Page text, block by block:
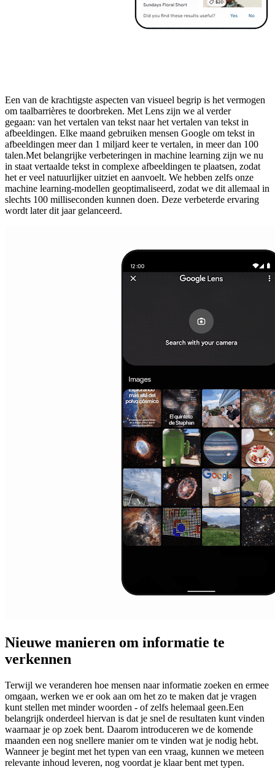
Een van de krachtigste aspecten van visueel begrip is het vermogen
om taalbarrières te doorbreken. Met Lens zijn we al verder
gegaan: van het vertalen van tekst naar het vertalen van tekst in
afbeeldingen. Elke maand gebruiken mensen Google om tekst in
afbeeldingen meer dan 1 miljard keer te vertalen, in meer dan 100
talen.Met belangrijke verbeteringen in machine learning zijn we nu
in staat vertaalde tekst in complexe afbeeldingen te plaatsen, zodat
het er veel natuurlijker uitziet en aanvoelt. We hebben zelfs onze
machine learning-modellen geoptimaliseerd, zodat we dit allemaal in
slechts 100 milliseconden kunnen doen. Deze verbeterde ervaring
wordt later dit jaar gelanceerd.
Nieuwe manieren om informatie te
verkennen
Terwijl we veranderen hoe mensen naar informatie zoeken en ermee
omgaan, werken we er ook aan om het zo te maken dat je vragen
kunt stellen met minder woorden - of zelfs helemaal geen.Een
belangrijk onderdeel hiervan is dat je snel de resultaten kunt vinden
waarnaar je op zoek bent. Daarom introduceren we de komende
maanden een nog snellere manier om te vinden wat je nodig hebt.
Wanneer je begint met het typen van een vraag, kunnen we meteen
relevante inhoud leveren, nog voordat je klaar bent met typen.